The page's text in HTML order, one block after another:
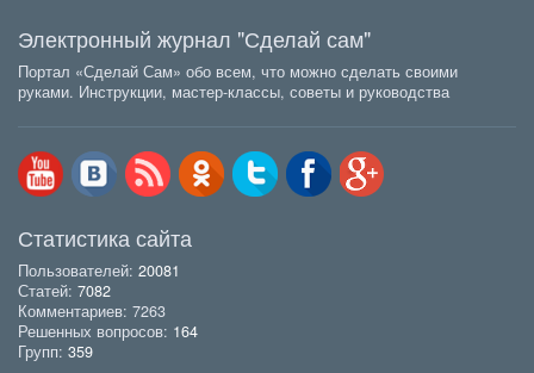
Электронный журнал "Сделай сам"
Портал «Сделай Сам» обо всем, что можно сделать своими
руками. Инструкции, мастер-классы, советы и руководства
Статистика сайта
Пользователей: 20081
Статей: 7082
Комментариев: 7263
Решенных вопросов: 164
Групп: 359